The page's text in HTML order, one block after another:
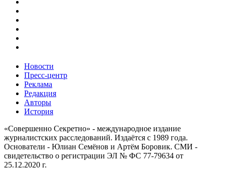
Новости
Пресс-центр
Реклама
Редакция
Авторы
История
«Совершенно Секретно» - международное издание
журналистских расследований. Издаётся с 1989 года.
Основатели - Юлиан Семёнов и Артём Боровик. CМИ -
свидетельство о регистрации ЭЛ № ФС 77-79634 от
25.12.2020 г.